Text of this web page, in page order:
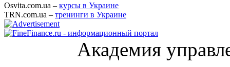
Osvita.com.ua – курсы в Украине
TRN.com.ua – тренинги в Украине
Академия